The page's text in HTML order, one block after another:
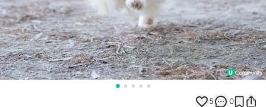
5 0